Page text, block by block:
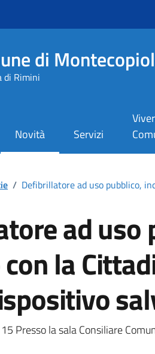
di
di Rimini
Novità Servizi
/ Defibrillatore ad uso pubblico,
ad uso
la
notizia
Presso la sala Consiliare